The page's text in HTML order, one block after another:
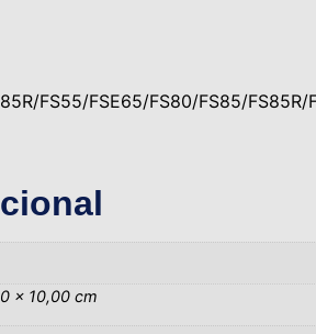
FS55/FSE65/FS80/FS85/
× 10,00 cm